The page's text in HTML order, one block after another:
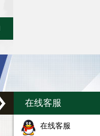
在线客服
在线客服